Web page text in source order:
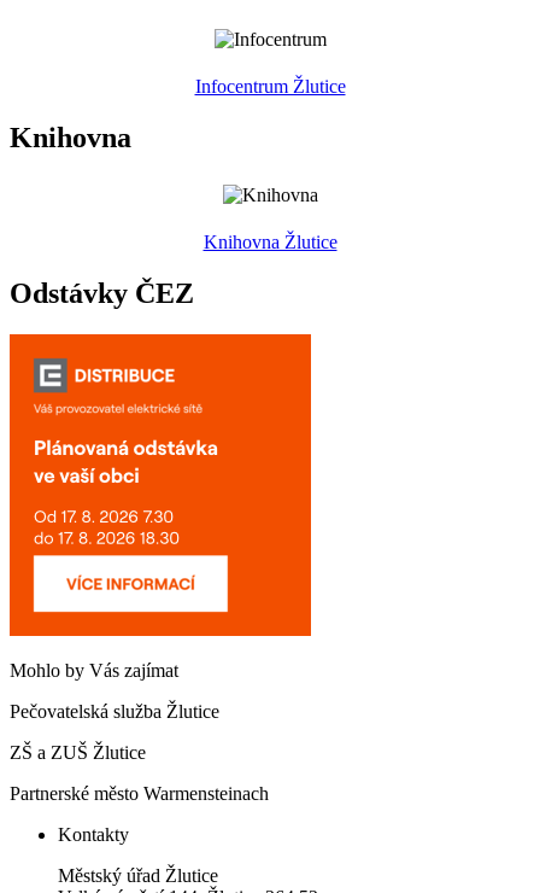
Infocentrum Žlutice
Knihovna
Knihovna Žlutice
Odstávky ČEZ
Mohlo by Vás zajímat
Pečovatelská služba Žlutice
ZŠ a ZUŠ Žlutice
Partnerské město Warmensteinach
Kontakty
Městský úřad Žlutice